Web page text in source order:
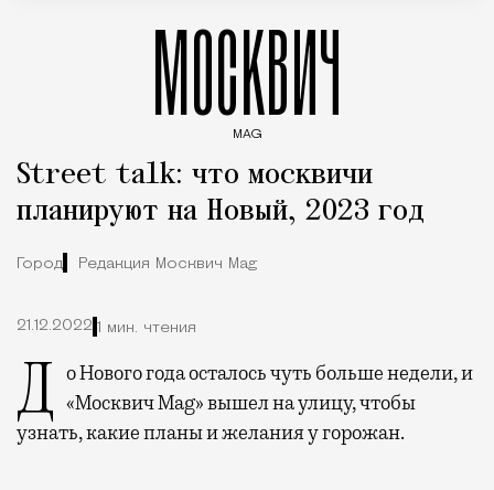
МОСКВИЧ
MAG
Street talk: что москвичи
планируют на Новый, 2023 год
Город Редакция Москвич Mag
21.12.2022 1 мин. чтения
До Нового года осталось чуть больше недели, и «Москвич Mag» вышел на улицу, чтобы
узнать, какие планы и желания у горожан.